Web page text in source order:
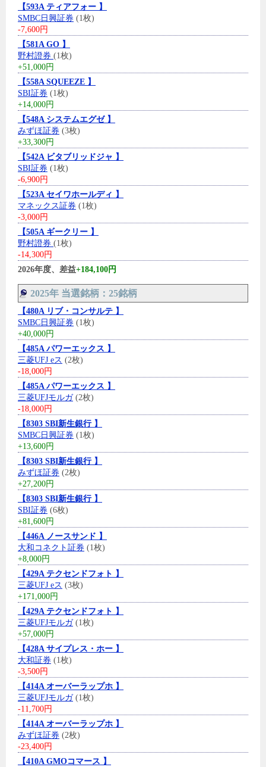
【593A ティアフォー 】
SMBC日興証券 (1枚)
-7,600円
【581A GO 】
野村證券 (1枚)
+51,000円
【558A SQUEEZE 】
SBI証券 (1枚)
+14,000円
【548A システムエグゼ 】
みずほ証券 (3枚)
+33,300円
【542A ビタブリッドジャ 】
SBI証券 (1枚)
-6,900円
【523A セイワホールディ 】
マネックス証券 (1枚)
-3,000円
【505A ギークリー 】
野村證券 (1枚)
-14,300円
2026年度、差益+184,100円
2025年 当選銘柄：25銘柄
【480A リブ・コンサルテ 】
SMBC日興証券 (1枚)
+40,000円
【485A パワーエックス 】
三菱UFJ eス (2枚)
-18,000円
【485A パワーエックス 】
三菱UFJモルガ(2枚)
-18,000円
【8303 SBI新生銀行 】
SMBC日興証券 (1枚)
+13,600円
【8303 SBI新生銀行 】
みずほ証券 (2枚)
+27,200円
【8303 SBI新生銀行 】
SBI証券 (6枚)
+81,600円
【446A ノースサンド 】
大和コネクト証券 (1枚)
+8,000円
【429A テクセンドフォト 】
三菱UFJ eス (3枚)
+171,000円
【429A テクセンドフォト 】
三菱UFJモルガ(1枚)
+57,000円
【428A サイプレス・ホー 】
大和証券 (1枚)
-3,500円
【414A オーバーラップホ 】
三菱UFJモルガ(1枚)
-11,700円
【414A オーバーラップホ 】
みずほ証券 (2枚)
-23,400円
【410A GMOコマース 】